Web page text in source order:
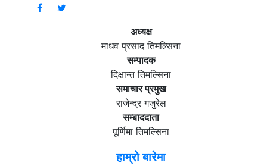
अध्यक्ष
माधव प्रसाद तिमल्सिना
सम्पादक
दिक्षान्त तिमल्सिना
समाचार प्रमुख
राजेन्द्र गजुरेल
सम्बाददाता
पूर्णिमा तिमल्सिना
हाम्रो बारेमा